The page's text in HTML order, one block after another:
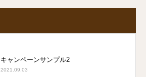
キャンペーンサンプル2
2021.09.03